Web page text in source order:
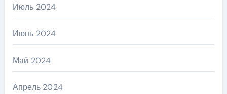
Июль 2024
Июнь 2024
Май 2024
Апрель 2024